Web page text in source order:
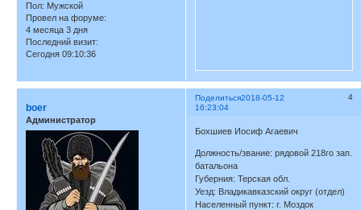
Пол: Мужской
Провел на форуме:
4 месяца 3 дня
Последний визит:
Сегодня 09:10:36
Поделиться 4
2018-05-12
16:23:04
boer
Администратор
Бохшиев Иосиф Агаевич
Должность/звание: рядовой 218го зап.
батальона
Губерния: Терская обл.
Уезд: Владикавказский округ (отдел)
Населенный пункт: г. Моздок